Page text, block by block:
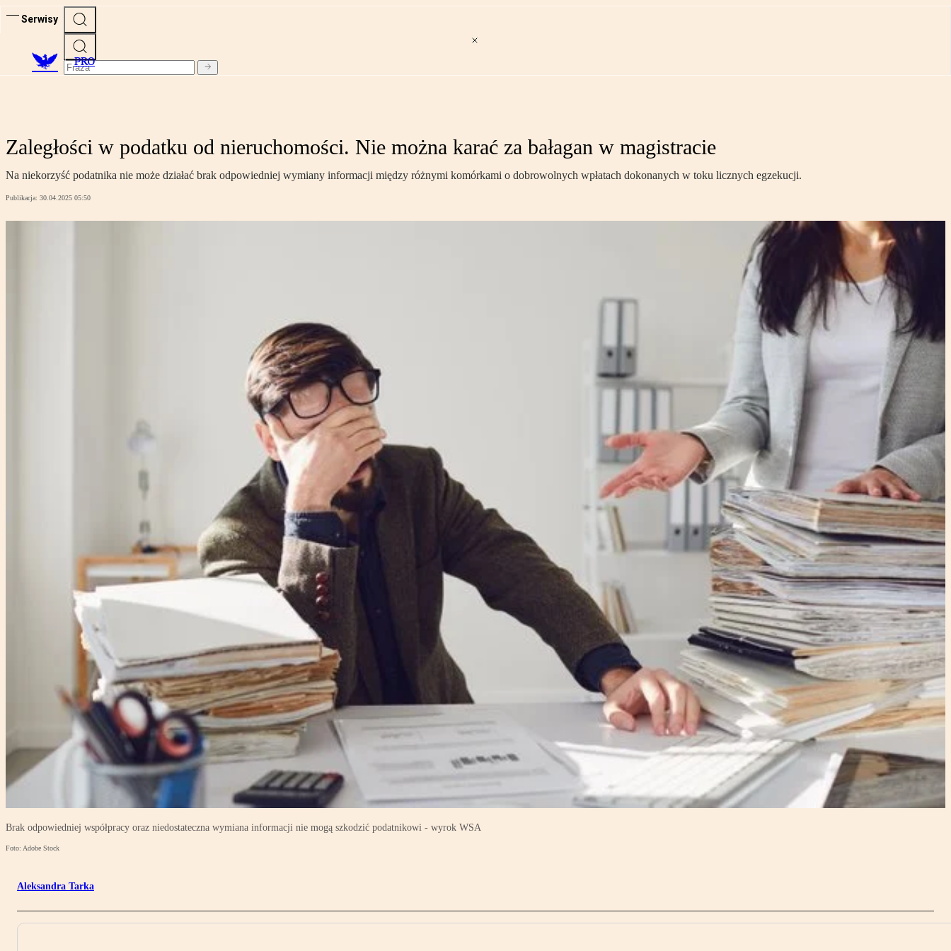
Serwisy
PRO
Zaległości w podatku od nieruchomości. Nie można karać za bałagan w magistracie
Na niekorzyść podatnika nie może działać brak odpowiedniej wymiany informacji między różnymi komórkami o dobrowolnych wpłatach dokonanych w toku licznych egzekucji.
Publikacja: 30.04.2025 05:50
Brak odpowiedniej współpracy oraz niedostateczna wymiana informacji nie mogą szkodzić podatnikowi - wyrok WSA
Foto: Adobe Stock
Aleksandra Tarka